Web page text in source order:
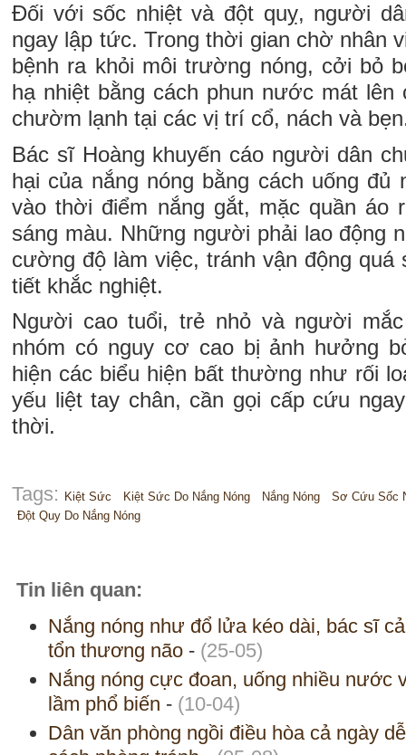
Đối với sốc nhiệt và đột quỵ, người
ngay lập tức. Trong thời gian chờ nhân
bệnh ra khỏi môi trường nóng, cởi bỏ
hạ nhiệt bằng cách phun nước mát lên
chườm lạnh tại các vị trí cổ, nách và
Bác sĩ Hoàng khuyến cáo người dân
hại của nắng nóng bằng cách uống đủ
vào thời điểm nắng gắt, mặc quần áo
sáng màu. Những người phải lao động
cường độ làm việc, tránh vận động
tiết khắc nghiệt.
Người cao tuổi, trẻ nhỏ và người
nhóm có nguy cơ cao bị ảnh hưởng
hiện các biểu hiện bất thường như rối
yếu liệt tay chân, cần gọi cấp cứu
thời.
Tags: Kiệt Sức Kiệt Sức Do Nắng Nóng Nắng Nóng
Sơ Cứu Sốc
Đột Quy Do Nắng Nóng
Tin liên quan:
Nắng nóng như đổ lửa kéo dài, bác sĩ
tổn thương não - (25-05)
Nắng nóng cực đoan, uống nhiều nước
lầm phổ biến - (10-04)
Dân văn phòng ngồi điều hòa cả ngày